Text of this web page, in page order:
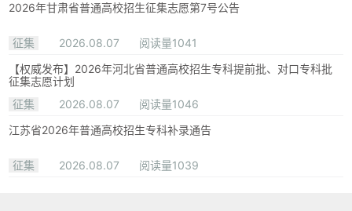
2026年甘肃省普通高校招生征集志愿第7号公告
征集 2026.08.07
阅读量1041
【权威发布】2026年河北省普通高校招生专科提前批、对口专科批
征集志愿计划
征集
2026.08.07
阅读量1046
江苏省2026年普通高校招生专科补录通告
征集 2026.08.07 阅读量1039